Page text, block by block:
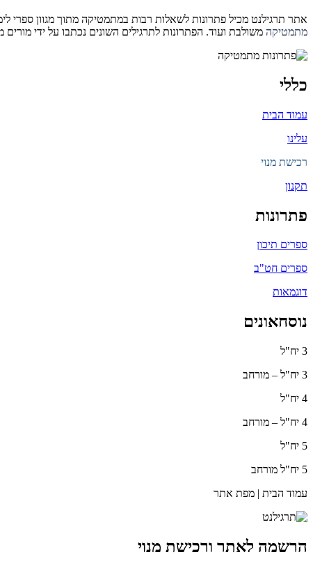
אתר תרגילנט מכיל פתרונות לשאלות רבות במתמטיקה מתוך מגוון ספרי
מתמטיקה משולבת ועוד. הפתרונות לתרגילים השונים נכתבו על ידי
כללי
עמוד הבית
עלינו
רכישת מנוי
תקנון
פתרונות
ספרים תיכון
ספרים חט"ב
דוגמאות
נוסחאונים
3 יח"ל
3 יח"ל – מורחב
4 יח"ל
4 יח"ל – מורחב
5 יח"ל
5 יח"ל מורחב
עמוד הבית | מפת אתר
הרשמה לאתר ורכישת מנוי